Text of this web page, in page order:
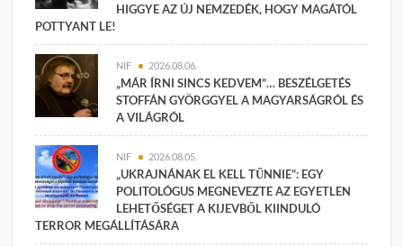
HIGGYE AZ ÚJ NEMZEDÉK, HOGY MAGÁTÓL
POTTYANT LE!
NIF 2026.08.06.
„MÁR ÍRNI SINCS KEDVEM”… BESZÉLGETÉS
STOFFÁN GYÖRGGYEL A MAGYARSÁGRÓL ÉS
A VILÁGRÓL
NIF 2026.08.05.
„UKRAJNÁNAK EL KELL TŰNNIE”: EGY
POLITOLÓGUS MEGNEVEZTE AZ EGYETLEN
LEHETŐSÉGET A KIJEVBŐL KIINDULÓ
TERROR MEGÁLLÍTÁSÁRA